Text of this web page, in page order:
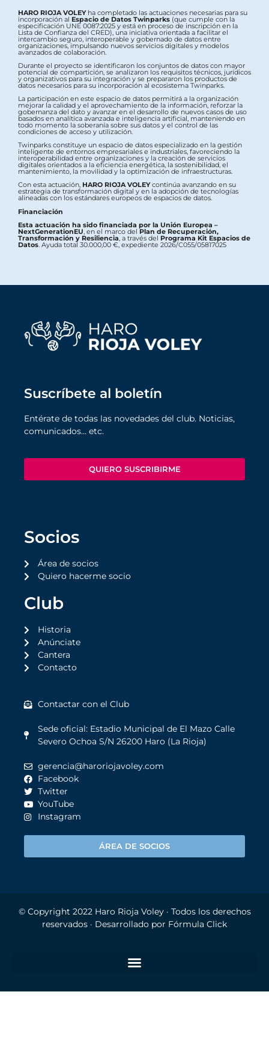
HARO RIOJA VOLEYha completado las actuaciones necesarias para su
incorporación al Espacio de Datos Twinparks (que cumple con la
especificación UNE 0087:2025 y está en proceso de inscripción en la
Lista de Confianza del CRED), una iniciativa orientada a facilitar el
intercambio seguro, interoperable y gobernado de datos entre
organizaciones, impulsando nuevos servicios digitales y modelos
avanzados de colaboración.
Durante el proyecto se identificaron los conjuntos de datos con mayor
potencial de compartición, se analizaron los requisitos técnicos, jurídicos
y organizativos para su integración y se prepararon los productos de
datos necesarios para su incorporación al ecosistema Twinparks.
La participación en este espacio de datos permitirá a la organización
mejorar la calidad y el aprovechamiento de la información, reforzar la
gobernanza del dato y avanzar en el desarrollo de nuevos casos de uso
basados en analítica avanzada e inteligencia artificial, manteniendo en
todo momento la soberanía sobre sus datos y el control de las
condiciones de acceso y utilización.
Twinparks constituye un espacio de datos especializado en la gestión
inteligente de entornos empresariales e industriales, favoreciendo la
interoperabilidad entre organizaciones y la creación de servicios
digitales orientados a la eficiencia energética, la sostenibilidad, el
mantenimiento, la movilidad y la optimización de infraestructuras.
Con esta actuación, HARO RIOJA VOLEYcontinúa avanzando en su
estrategia de transformación digital y en la adopción de tecnologías
alineadas con los estándares europeos de espacios de datos.
Financiación
Esta actuación ha sido financiada por la Unión Europea –
NextGenerationEU, en el marco delPlan de Recuperación,
Transformación y Resiliencia, a través del Programa Kit Espacios de
Datos. Ayuda total 30.000,00 €, expediente 2026/C055/05817025
Suscríbete al boletín
Entérate de todas las novedades del club. Noticias,
comunicados… etc.
QUIERO SUSCRIBIRME
Socios
Área de socios
Quiero hacerme socio
Club
Historia
Anúnciate
Cantera
Contacto
Contactar con el Club
Sede oficial: Estadio Municipal de El Mazo Calle
Severo Ochoa S/N 26200 Haro (La Rioja)
gerencia@haroriojavoley.com
Facebook
Twitter
YouTube
Instagram
ÁREA DE SOCIOS
© Copyright 2022 Haro Rioja Voley· Todos los derechos
reservados · Desarrollado por Fórmula Click